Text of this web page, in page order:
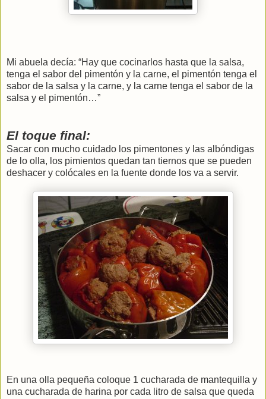
Mi abuela decía: “Hay que cocinarlos hasta que la salsa,
tenga el sabor del pimentón y la carne, el pimentón tenga el
sabor de la salsa y la carne, y la carne tenga el sabor de la
salsa y el pimentón…”
El toque final:
Sacar con mucho cuidado los pimentones y las albóndigas
de lo olla, los pimientos quedan tan tiernos que se pueden
deshacer y colócales en la fuente donde los va a servir.
En una olla pequeña coloque 1 cucharada de mantequilla y
una cucharada de harina por cada litro de salsa que queda